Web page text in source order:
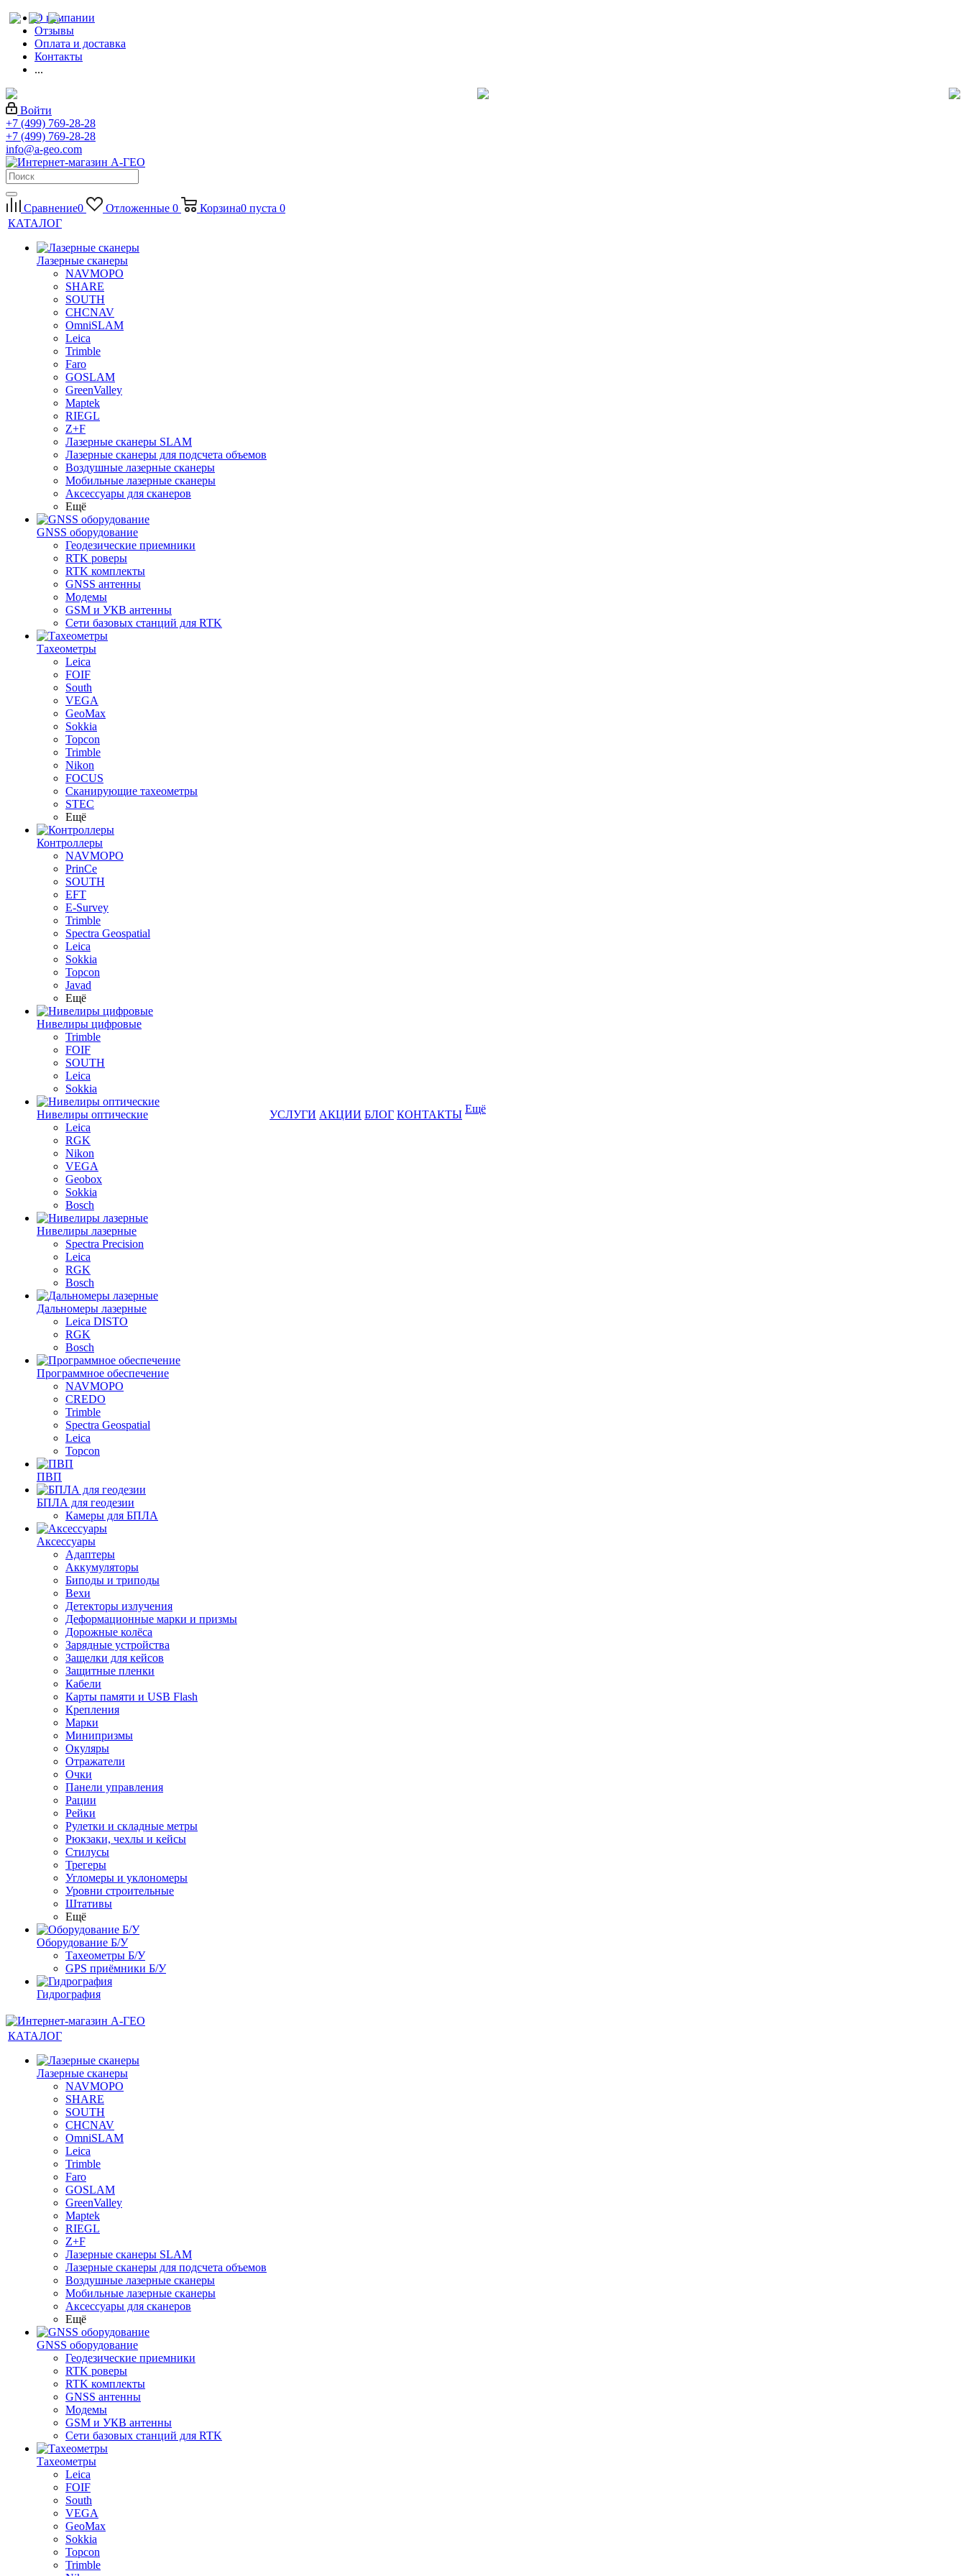
О компании
Отзывы
Оплата и доставка
Контакты
...
Войти
+7 (499) 769-28-28
+7 (499) 769-28-28
info@a-geo.com
Сравнение0 Отложенные 0 Корзина0 пуста 0
КАТАЛОГ
Лазерные сканеры
NAVMOPO
SHARE
SOUTH
CHCNAV
OmniSLAM
Leica
Trimble
Faro
GOSLAM
GreenValley
Maptek
RIEGL
Z+F
Лазерные сканеры SLAM
Лазерные сканеры для подсчета объемов
Воздушные лазерные сканеры
Мобильные лазерные сканеры
Аксессуары для сканеров
Ещё
GNSS оборудование
Геодезические приемники
RTK роверы
RTK комплекты
GNSS антенны
Модемы
GSM и УКВ антенны
Сети базовых станций для RTK
Тахеометры
Leica
FOIF
South
VEGA
GeoMax
Sokkia
Topcon
Trimble
Nikon
FOCUS
Сканирующие тахеометры
STEC
Ещё
Контроллеры
NAVMOPO
PrinCe
SOUTH
EFT
E-Survey
Trimble
Spectra Geospatial
Leica
Sokkia
Topcon
Javad
Ещё
Нивелиры цифровые
Trimble
FOIF
SOUTH
Leica
Sokkia
Нивелиры оптические
Leica
RGK
Nikon
VEGA
Geobox
Sokkia
Bosch
Нивелиры лазерные
Spectra Precision
Leica
RGK
Bosch
Дальномеры лазерные
Leica DISTO
RGK
Bosch
Программное обеспечение
NAVMOPO
CREDO
Trimble
Spectra Geospatial
Leica
Topcon
ПВП
БПЛА для геодезии
Камеры для БПЛА
Аксессуары
Адаптеры
Аккумуляторы
Биподы и триподы
Вехи
Детекторы излучения
Деформационные марки и призмы
Дорожные колёса
Зарядные устройства
Защелки для кейсов
Защитные пленки
Кабели
Карты памяти и USB Flash
Крепления
Марки
Минипризмы
Окуляры
Отражатели
Очки
Панели управления
Рации
Рейки
Рулетки и складные метры
Рюкзаки, чехлы и кейсы
Стилусы
Трегеры
Угломеры и уклономеры
Уровни строительные
Штативы
Ещё
Оборудование Б/У
Тахеометры Б/У
GPS приёмники Б/У
Гидрография
УСЛУГИ АКЦИИ БЛОГ КОНТАКТЫ Ещё
КАТАЛОГ
Лазерные сканеры
NAVMOPO
SHARE
SOUTH
CHCNAV
OmniSLAM
Leica
Trimble
Faro
GOSLAM
GreenValley
Maptek
RIEGL
Z+F
Лазерные сканеры SLAM
Лазерные сканеры для подсчета объемов
Воздушные лазерные сканеры
Мобильные лазерные сканеры
Аксессуары для сканеров
Ещё
GNSS оборудование
Геодезические приемники
RTK роверы
RTK комплекты
GNSS антенны
Модемы
GSM и УКВ антенны
Сети базовых станций для RTK
Тахеометры
Leica
FOIF
South
VEGA
GeoMax
Sokkia
Topcon
Trimble